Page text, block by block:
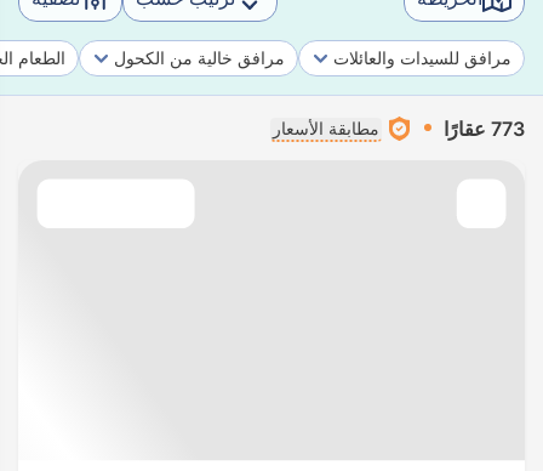
مرافق للسيدات والعائلات مرافق خالية من الكحول الطعام
773 عقارًا مطابقة الأسعار